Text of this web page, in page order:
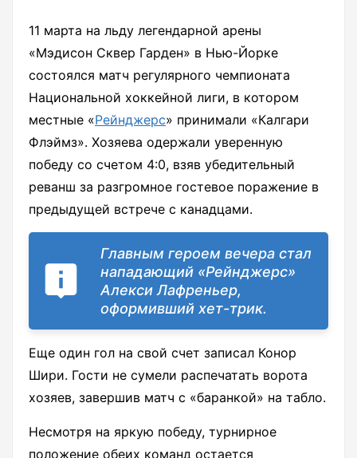
11 марта на льду легендарной арены
«Мэдисон Сквер Гарден» в Нью-Йорке
состоялся матч регулярного чемпионата
Национальной хоккейной лиги, в котором
местные «Рейнджерс» принимали «Калгари
Флэймз». Хозяева одержали уверенную
победу со счетом 4:0, взяв убедительный
реванш за разгромное гостевое поражение в
предыдущей встрече с канадцами.
Главным героем вечера стал
нападающий «Рейнджерс»
Алекси Лафреньер,
оформивший хет-трик.
Еще один гол на свой счет записал Конор
Шири. Гости не сумели распечатать ворота
хозяев, завершив матч с «баранкой» на табло.
Несмотря на яркую победу, турнирное
положение обеих команд остается